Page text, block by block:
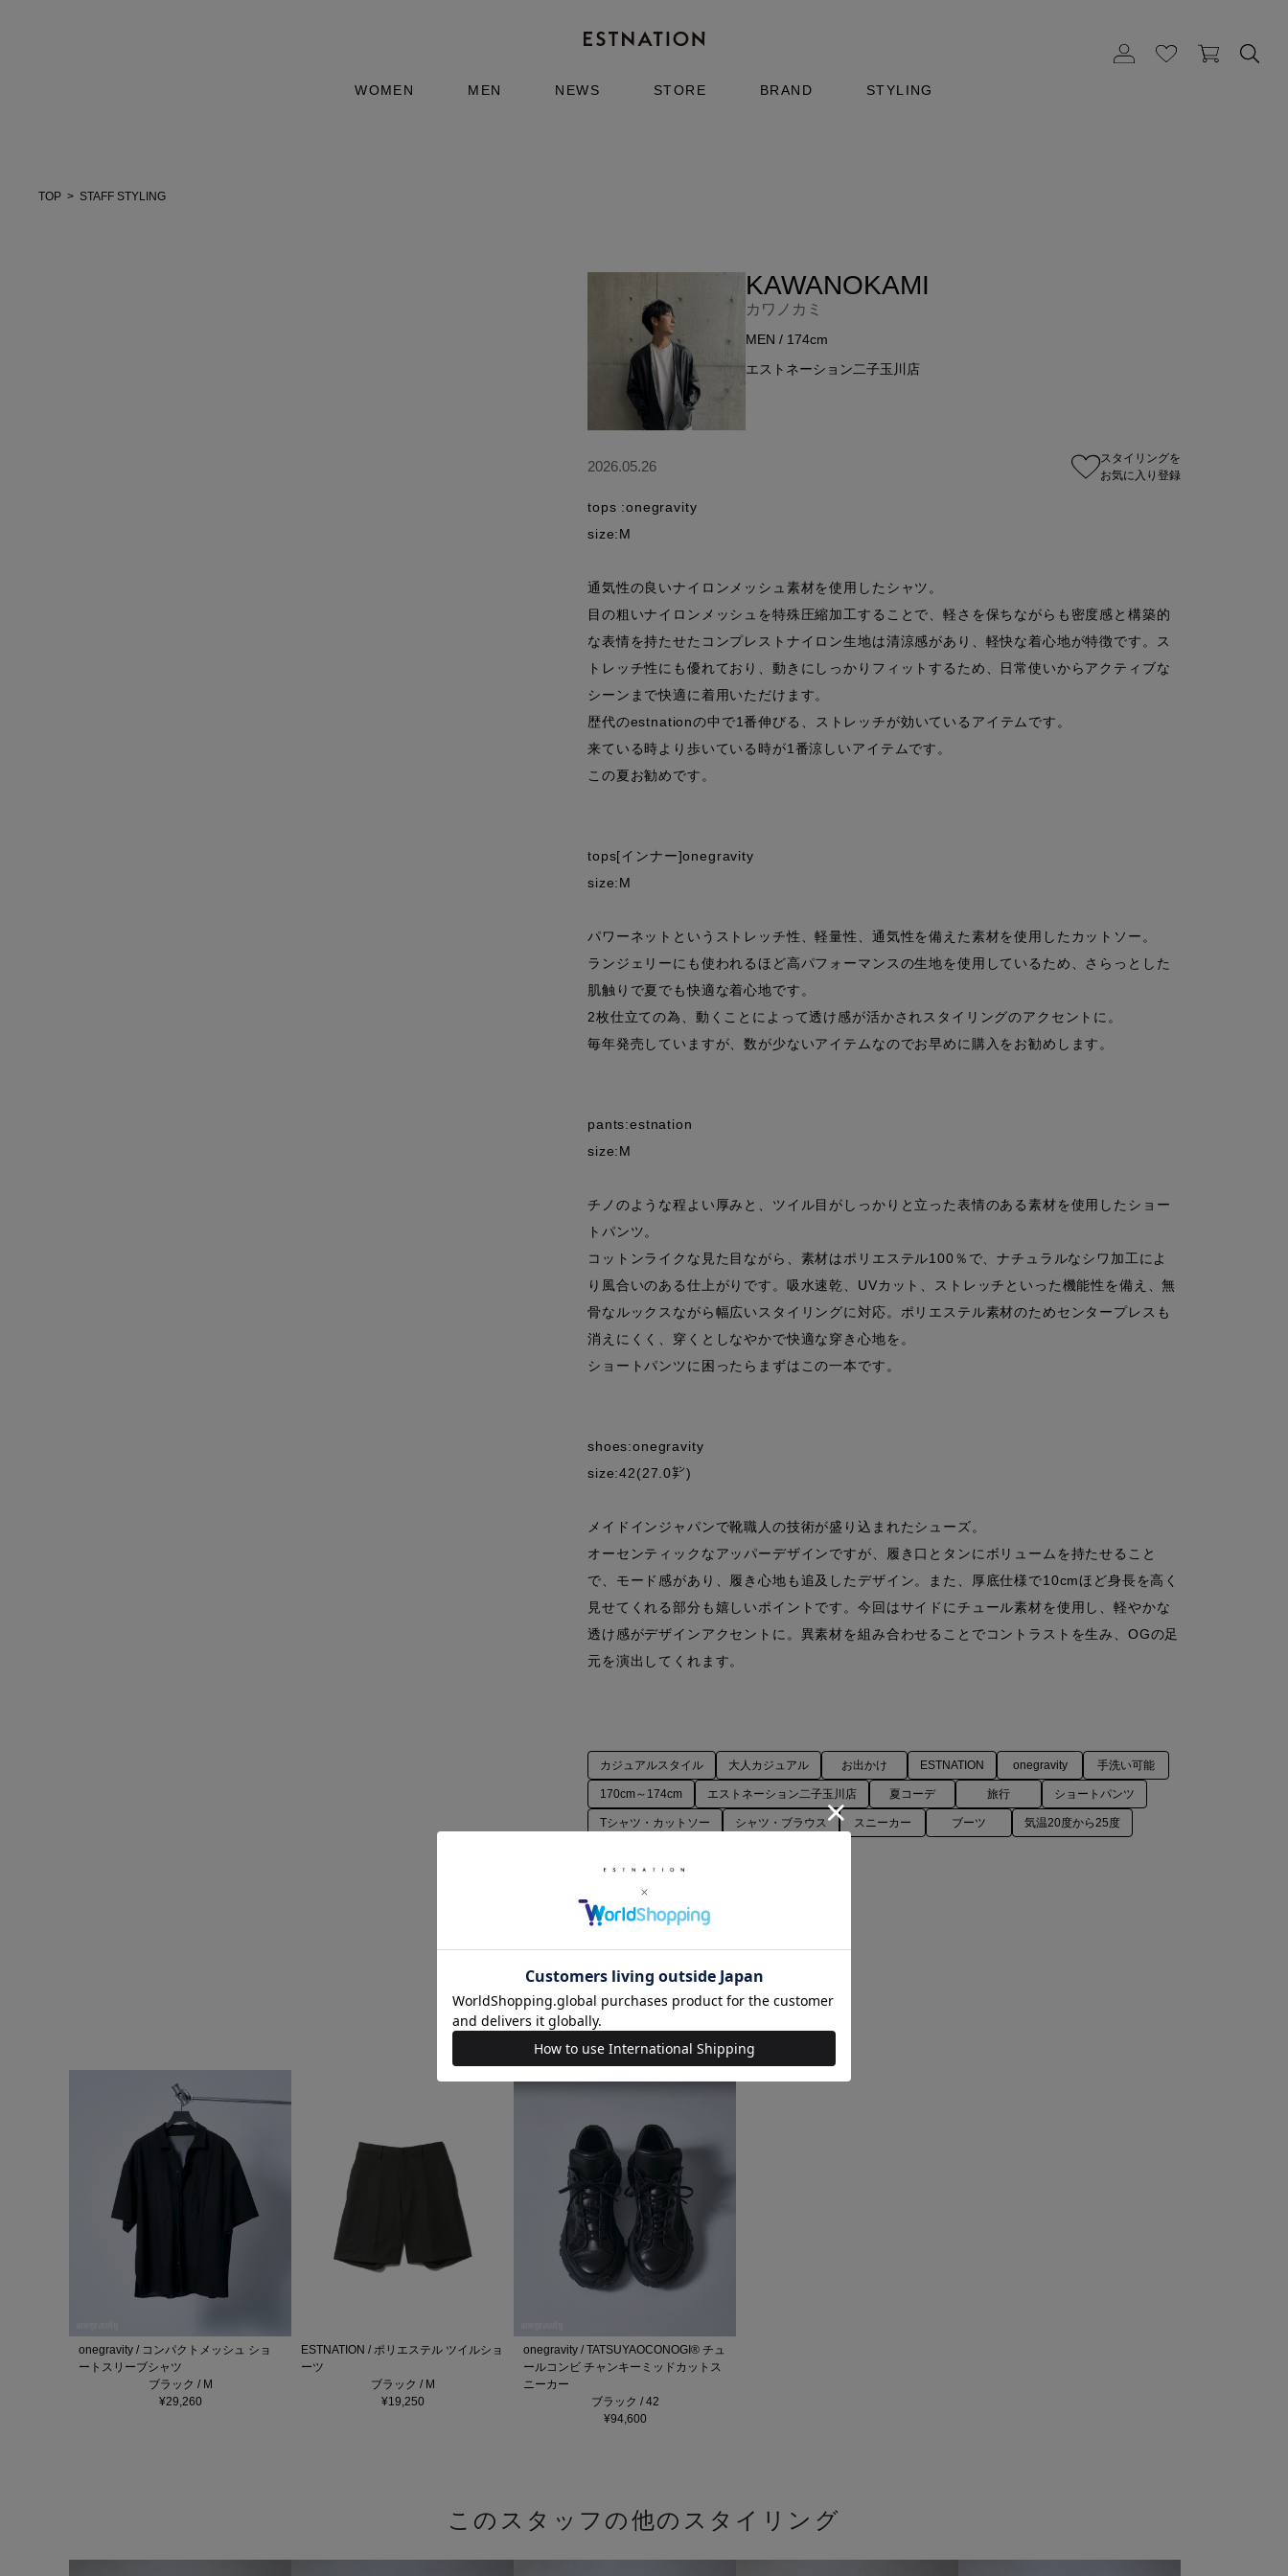
WOMEN MEN NEWS STORE BRAND STYLING
TOP STAFF STYLING
KAWANOKAMI
カワノカミ
MEN / 174cm
エストネーション二子玉川店
スタイリングを
お気に入り登録
2026.05.26
tops :onegravity
size:M
通気性の良いナイロンメッシュ素材を使用したシャツ。
目の粗いナイロンメッシュを特殊圧縮加工することで、軽さを保ちながらも密度感と構築的
な表情を持たせたコンプレストナイロン生地は清涼感があり、軽快な着心地が特徴です。ス
トレッチ性にも優れており、動きにしっかりフィットするため、日常使いからアクティブな
シーンまで快適に着用いただけます。
歴代のestnationの中で1番伸びる、ストレッチが効いているアイテムです。
来ている時より歩いている時が1番涼しいアイテムです。
この夏お勧めです。
tops[インナー]onegravity
size:M
パワーネットというストレッチ性、軽量性、通気性を備えた素材を使用したカットソー。
ランジェリーにも使われるほど高パフォーマンスの生地を使用しているため、さらっとした
肌触りで夏でも快適な着心地です。
2枚仕立ての為、動くことによって透け感が活かされスタイリングのアクセントに。
毎年発売していますが、数が少ないアイテムなのでお早めに購入をお勧めします。
pants:estnation
size:M
チノのような程よい厚みと、ツイル目がしっかりと立った表情のある素材を使用したショー
トパンツ。
コットンライクな見た目ながら、素材はポリエステル100％で、ナチュラルなシワ加工によ
り風合いのある仕上がりです。吸水速乾、UVカット、ストレッチといった機能性を備え、無
骨なルックスながら幅広いスタイリングに対応。ポリエステル素材のためセンタープレスも
消えにくく、穿くとしなやかで快適な穿き心地を。
ショートパンツに困ったらまずはこの一本です。
shoes:onegravity
size:42(27.0㌢)
メイドインジャパンで靴職人の技術が盛り込まれたシューズ。
オーセンティックなアッパーデザインですが、履き口とタンにボリュームを持たせること
で、モード感があり、履き心地も追及したデザイン。また、厚底仕様で10cmほど身長を高く
見せてくれる部分も嬉しいポイントです。今回はサイドにチュール素材を使用し、軽やかな
透け感がデザインアクセントに。異素材を組み合わせることでコントラストを生み、OGの足
元を演出してくれます。
カジュアルスタイル 大人カジュアル お出かけ ESTNATION onegravity 手洗い可能
170cm～174cm エストネーション二子玉川店 夏コーデ 旅行 ショートパンツ
Tシャツ・カットソー シャツ・ブラウス スニーカー ブーツ 気温20度から25度
COORDINATE ITEMS
onegravity / コンパクトメッシュ ショ
ートスリーブシャツ
ブラック / M
¥29,260
ESTNATION / ポリエステル ツイルショ
ーツ
ブラック / M
¥19,250
onegravity / TATSUYAOCONOGI® チュ
ールコンビ チャンキーミッドカットス
ニーカー
ブラック / 42
¥94,600
このスタッフの他のスタイリング